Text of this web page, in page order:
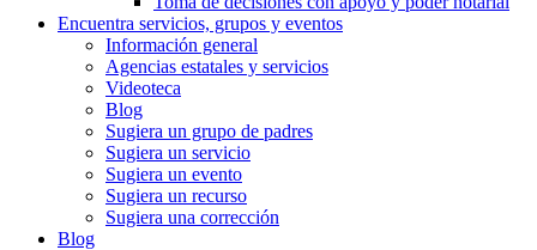
Encuentra servicios, grupos y eventos
Información general
Agencias estatales y servicios
Videoteca
Blog
Sugiera un grupo de padres
Sugiera un servicio
Sugiera un evento
Sugiera un recurso
Sugiera una corrección
Blog